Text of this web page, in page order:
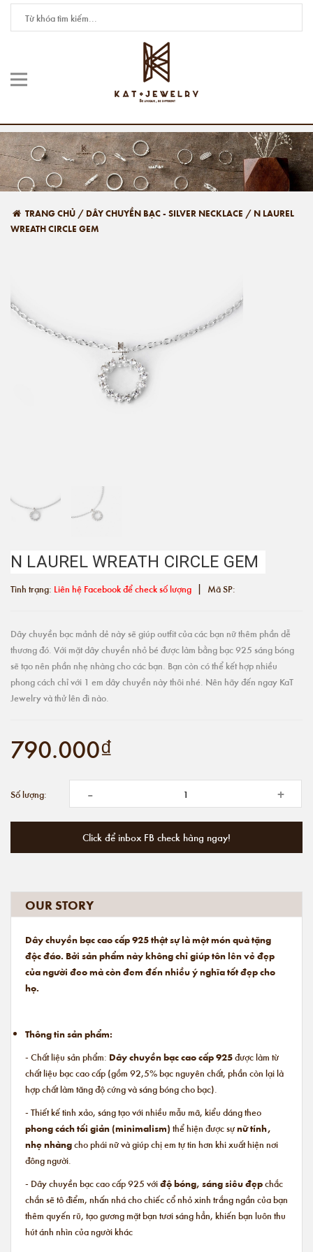
TRANG CHỦ / DÂY CHUYỀN BẠC - SILVER NECKLACE / N LAUREL
WREATH CIRCLE GEM
N LAUREL WREATH CIRCLE GEM
Tình trạng: Liên hệ Facebook để check số lượng | Mã SP:
Dây chuyền bạc mảnh dẻ này sẽ giúp outfit của các bạn nữ thêm phần dễ
thương đó. Với mặt dây chuyền nhỏ bé được làm bằng bạc 925 sáng bóng
sẽ tạo nên phần nhẹ nhàng cho các bạn. Bạn còn có thể kết hợp nhiều
phong cách chỉ với 1 em dây chuyền này thôi nhé. Nên hãy đến ngay KaT
Jewelry và thử lên đi nào.
790.000₫
Số lượng: - +
Click để inbox FB check hàng ngay!
OUR STORY
Dây chuyền bạc cao cấp 925 thật sự là một món quà tặng
độc đáo. Bởi sản phẩm này không chỉ giúp tôn lên vẻ đẹp
của người đeo mà còn đem đến nhiều ý nghĩa tốt đẹp cho
họ.
Thông tin sản phẩm:
- Chất liệu sản phẩm: Dây chuyền bạc cao cấp 925được làm từ
chất liệu bạc cao cấp (gồm 92,5% bạc nguyên chất, phần còn lại là
hợp chất làm tăng độ cứng và sáng bóng cho bạc).
- Thiết kế tinh xảo, sáng tạo với nhiều mẫu mã, kiểu dáng theo
phong cách tối giản (minimalism) thể hiện được sựnữ tính,
nhẹ nhàngcho phái nữ và giúp chị em tự tin hơn khi xuất hiện nơi
đông người.
- Dây chuyền bạc cao cấp 925 vớiđộ bóng, sáng siêu đẹpchắc
chắn sẽ tô điểm, nhấn nhá cho chiếc cổ nhỏ xinh trắng ngần của bạn
thêm quyến rũ, tạo gương mặt bạn tươi sáng hẳn, khiến bạn luôn thu
hút ánh nhìn của người khác